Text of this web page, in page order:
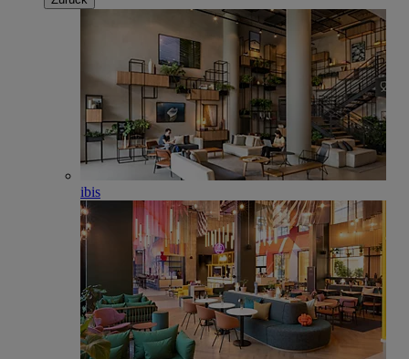
ibis